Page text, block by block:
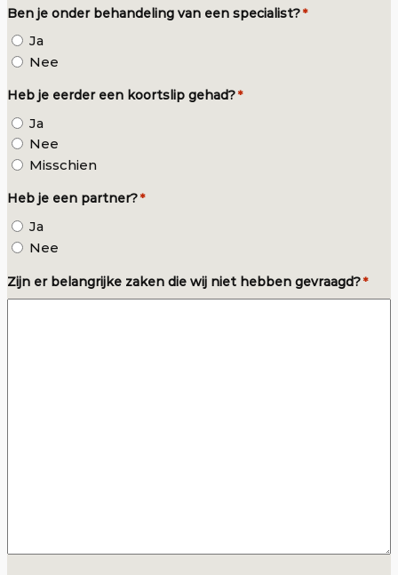
Ben je onder behandeling van een specialist? *
Ja
Nee
Heb je eerder een koortslip gehad? *
Ja
Nee
Misschien
Heb je een partner? *
Ja
Nee
Zijn er belangrijke zaken die wij niet hebben gevraagd? *